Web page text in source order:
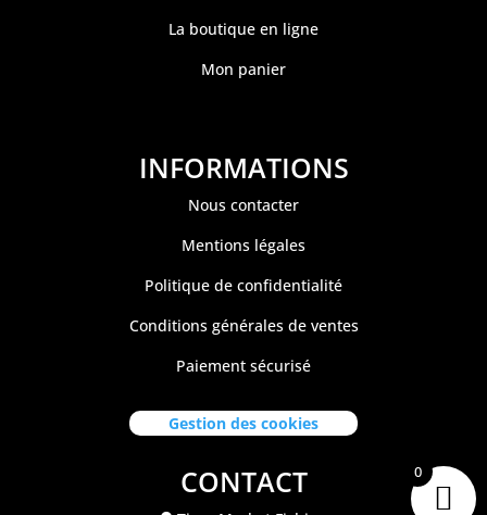
La boutique en ligne
Mon panier
INFORMATIONS
Nous contacter
Mentions légales
Politique de confidentialité
Conditions générales de ventes
Paiement sécurisé
Gestion des cookies
CONTACT 0